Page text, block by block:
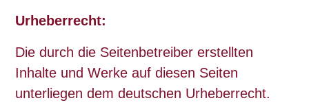
Urheberrecht:
Die durch die Seitenbetreiber erstellten
Inhalte und Werke auf diesen Seiten
unterliegen dem deutschen Urheberrecht.